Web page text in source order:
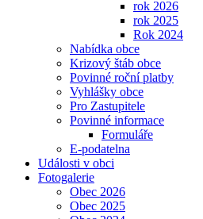
rok 2026
rok 2025
Rok 2024
Nabídka obce
Krizový štáb obce
Povinné roční platby
Vyhlášky obce
Pro Zastupitele
Povinné informace
Formuláře
E-podatelna
Události v obci
Fotogalerie
Obec 2026
Obec 2025